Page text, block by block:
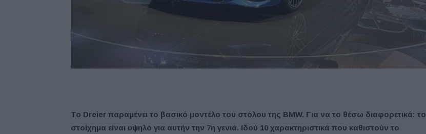
Το Dreier παραμένει το βασικό μοντέλο του στόλου της BMW. Για να το θέσω διαφορετικά: το
στοίχημα είναι υψηλό για αυτήν την 7η γενιά. Ιδού 10 χαρακτηριστικά που καθιστούν το